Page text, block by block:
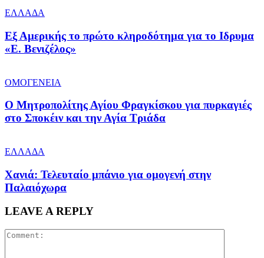
ΕΛΛΑΔΑ
Εξ Αμερικής το πρώτο κληροδότημα για το Ιδρυμα
«Ε. Βενιζέλος»
ΟΜΟΓΕΝΕΙΑ
Ο Μητροπολίτης Αγίου Φραγκίσκου για πυρκαγιές
στο Σποκέιν και την Αγία Τριάδα
ΕΛΛΑΔΑ
Χανιά: Τελευταίο μπάνιο για ομογενή στην
Παλαιόχωρα
LEAVE A REPLY